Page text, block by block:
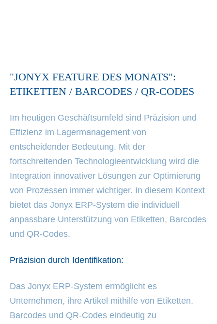
"JONYX FEATURE DES MONATS":
ETIKETTEN / BARCODES / QR-CODES
Im heutigen Geschäftsumfeld sind Präzision und
Effizienz im Lagermanagement von
entscheidender Bedeutung. Mit der
fortschreitenden Technologieentwicklung wird die
Integration innovativer Lösungen zur Optimierung
von Prozessen immer wichtiger. In diesem Kontext
bietet das Jonyx ERP-System die individuell
anpassbare Unterstützung von Etiketten, Barcodes
und QR-Codes.
Präzision durch Identifikation:
Das Jonyx ERP-System ermöglicht es
Unternehmen, ihre Artikel mithilfe von Etiketten,
Barcodes und QR-Codes eindeutig zu